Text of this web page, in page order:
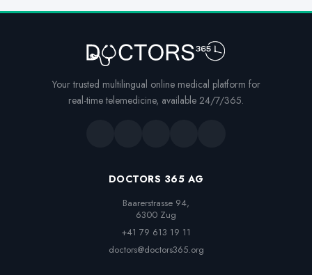
Your trusted multilingual online medical platform for
real-time telemedicine, available 24/7/365.
DOCTORS 365 AG
Baarerstrasse 94,
6300 Zug
+41 79 613 19 11
doctors@doctors365.org